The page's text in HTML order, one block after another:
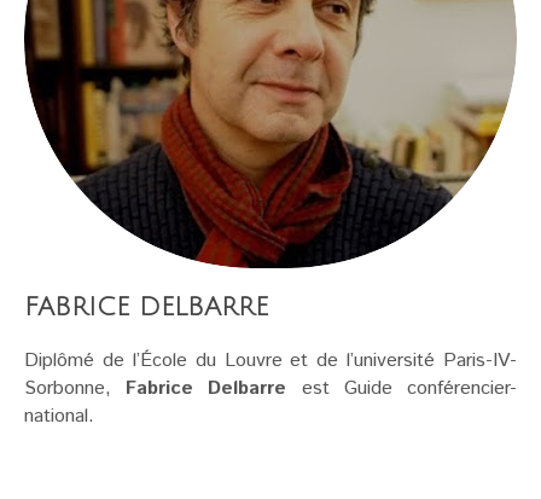
FABRICE DELBARRE
Diplômé de l’École du Louvre et de l’université Paris-IV-
Sorbonne, Fabrice Delbarre est Guide conférencier-
national.